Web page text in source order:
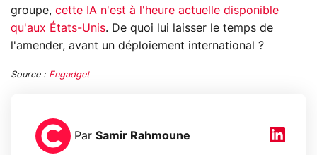
groupe, cette IA n'est à l'heure actuelle disponible
qu'aux États-Unis. De quoi lui laisser le temps de
l'amender, avant un déploiement international ?
Source : Engadget
Par Samir Rahmoune